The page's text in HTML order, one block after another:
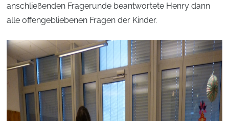
anschließenden Fragerunde beantwortete Henry dann
alle offengebliebenen Fragen der Kinder.